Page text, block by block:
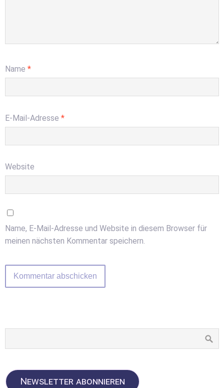
Name *
E-Mail-Adresse *
Website
Name, E-Mail-Adresse und Website in diesem Browser für
meinen nächsten Kommentar speichern.
Newsletter abonnieren